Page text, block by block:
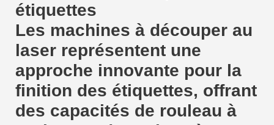
étiquettes
Les machines à découper au
laser représentent une
approche innovante pour la
finition des étiquettes, offrant
des capacités de rouleau à